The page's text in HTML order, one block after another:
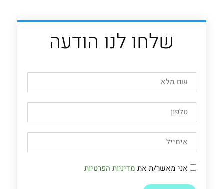
שלחו לנו הודעה
אני מאשר/ת את מדיניות הפרטיות